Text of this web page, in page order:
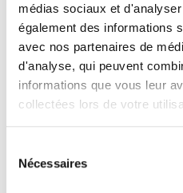
médias sociaux et
également des informations
avec nos partenaires de
d'analyse, qui peuvent
informations que vous leur
collectées lors de votre
process your information.
Nécessaires
Personnalisez le
espacements dans la
Fichier CSS de base:
directives
componentset
vos styles de base
utilisez django-